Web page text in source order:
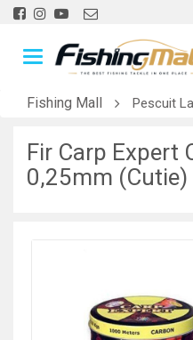
Fishing Mall Pescuit
Fir Carp Expert
0,25mm